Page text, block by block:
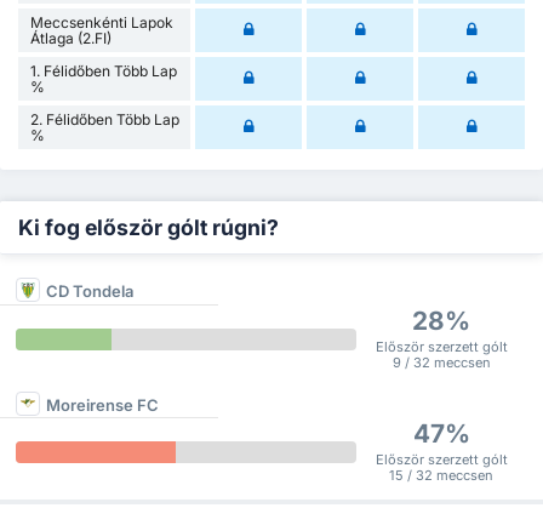
Meccsenkénti Lapok
Átlaga (2.FI)
1. Félidőben Több Lap
%
2. Félidőben Több Lap
%
Ki fog először gólt rúgni?
CD Tondela
28%
Először szerzett gólt
9 / 32 meccsen
Moreirense FC
47%
Először szerzett gólt
15 / 32 meccsen